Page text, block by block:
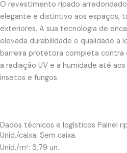
O revestimento ripado
elegante e distintivo aos espaços,
exteriores. A sua tecnologia de
elevada durabilidade e qualidade a
barreira protetora completa contra
a radiação UV e a humidade até
insetos e fungos.
Dados técnicos e logísticos Painel
Unid./caixa: Sem caixa.
Unid./m²: 3,79 un.